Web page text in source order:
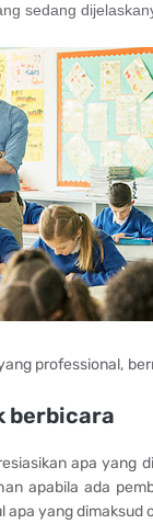
sedang
professional,
berbicara
apa yang
apabila ada
apa yang dimaksud